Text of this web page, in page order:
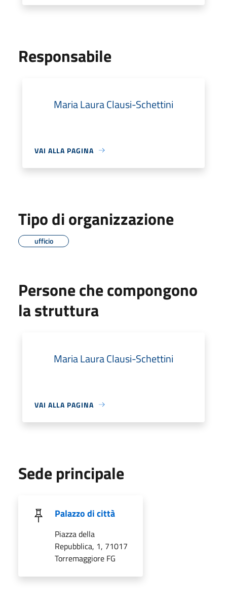
Responsabile
Maria Laura Clausi-Schettini
VAI ALLA PAGINA
Tipo di organizzazione
ufficio
Persone che compongono
la struttura
Maria Laura Clausi-Schettini
VAI ALLA PAGINA
Sede principale
Palazzo di città
Piazza della
Repubblica, 1, 71017
Torremaggiore FG